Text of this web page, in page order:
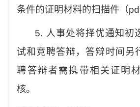
条件的证明材料的扫描件（
5. 人事处将择优通知初
试和竞聘答辩，答辩时间另
聘答辩者需携带相关证明
核。